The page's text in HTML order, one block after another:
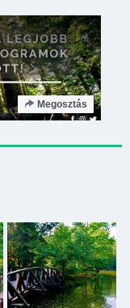
Megosztás